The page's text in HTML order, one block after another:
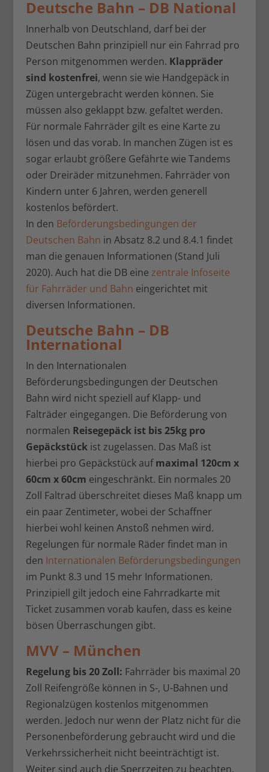
Deutsche Bahn – DB National
Innerhalb von Deutschland, darf bei der
Deutschen Bahn prinzipiell nur ein Fahrrad pro
Person mitgenommen werden. Klappräder
sind kostenfrei, wenn sie wie Handgepäck in
Zügen untergebracht werden können. Sie
müssen also geklappt bzw. gefaltet werden.
Für normale Fahrräder gilt es eine Karte zu
lösen und das vorab. In manchen Zügen ist es
sogar erlaubt größere Gefährte wie Tandems
oder Dreiräder mitzunehmen. Fahrräder von
Kindern unter 6 Jahren, werden generell
kostenlos befördert.
In den Beförderungsbedingungen der
Deutschen Bahn in Absatz 8.2 und 8.4.1 findet
man die genauen Informationen (Stand Juli
2020). Auch hat die DB eine zentrale Infoseite
für Fahrräder und Bahn eingerichtet mit
diversen Informationen.
Deutsche Bahn – DB
International
In den Internationalen
Beförderungsbedingungen der Deutschen
Bahn wird nicht speziell auf Klapp- und
Falträder eingegangen. Die Beförderung von
normalen Reisegepäck ist bis 25kg pro
Gepäckstückist zugelassen. Das Maß ist
hierbei pro Gepäckstück aufmaximal 120cm x
60cm x 60cm eingeschränkt. Ein normales 20
Zoll Faltrad überschreitet dieses Maß knapp um
ein paar Zentimeter, wobei der Schaffner
hierbei wohl keinen Anstoß nehmen wird.
Regelungen für normale Räder findet man in
den Internationalen Beförderungsbedingungen
im Punkt 8.3 und 15 mehr Informationen.
Prinzipiell gilt jedoch eine Fahrradkarte mit
Ticket zusammen vorab kaufen, dass es keine
bösen Überraschungen gibt.
MVV – München
Regelung bis 20 Zoll: Fahrräder bis maximal 20
Zoll Reifengröße können in S-, U-Bahnen und
Regionalzügen kostenlos mitgenommen
werden. Jedoch nur wenn der Platz nicht für die
Personenbeförderung gebraucht wird und die
Verkehrssicherheit nicht beeinträchtigt ist.
Weiter sind auch die Sperrzeiten zu beachten.